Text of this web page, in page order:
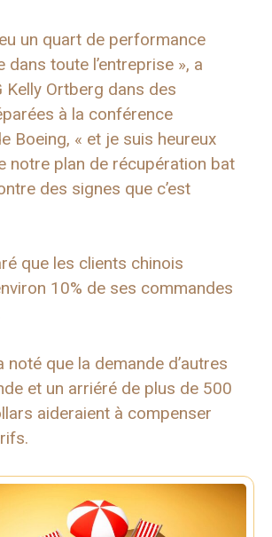
un quart de performance
dans toute l’entreprise », a
Kelly Ortberg dans des
à la conférence
Boeing, « et je suis heureux
notre plan de récupération bat
des signes que c’est
que les clients chinois
10% de ses commandes
noté que la demande d’autres
et un arriéré de plus de 500
aideraient à compenser